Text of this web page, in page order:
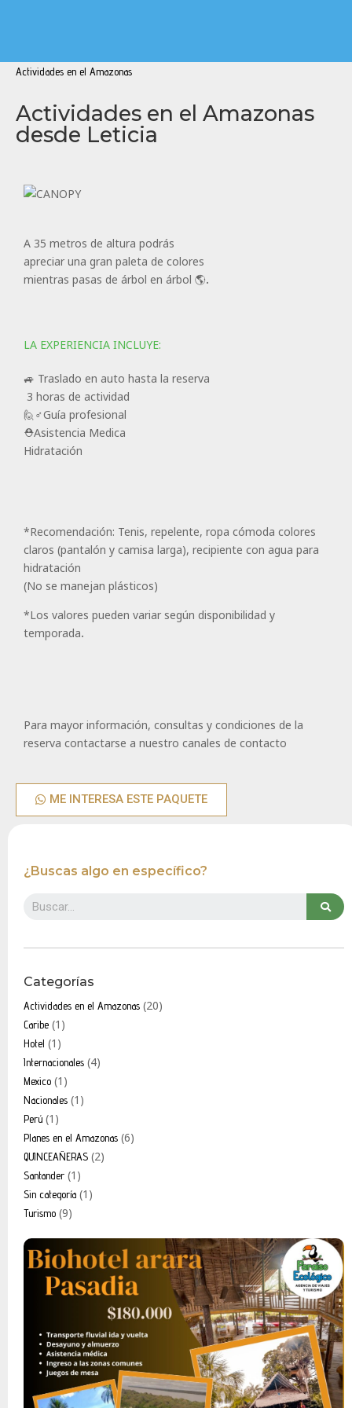
Actividades en el Amazonas
Actividades en el Amazonas
desde Leticia
A 35 metros de altura podrás
apreciar una gran paleta de colores
mientras pasas de árbol en árbol 🌎.
LA EXPERIENCIA INCLUYE:
🚙 Traslado en auto hasta la reserva
️ ️3 horas de actividad
🙋♂️Guía profesional
⛑️Asistencia Medica
Hidratación
*Recomendación: Tenis, repelente, ropa cómoda colores
claros (pantalón y camisa larga), recipiente con agua para
hidratación
(No se manejan plásticos)
*Los valores pueden variar según disponibilidad y
temporada.
Para mayor información, consultas y condiciones de la
reserva contactarse a nuestro canales de contacto
ME INTERESA ESTE PAQUETE
¿Buscas algo en específico?
Categorías
Actividades en el Amazonas (20)
Caribe (1)
Hotel (1)
Internacionales (4)
Mexico (1)
Nacionales (1)
Perú (1)
Planes en el Amazonas (6)
QUINCEAÑERAS (2)
Santander (1)
Sin categoría (1)
Turismo (9)